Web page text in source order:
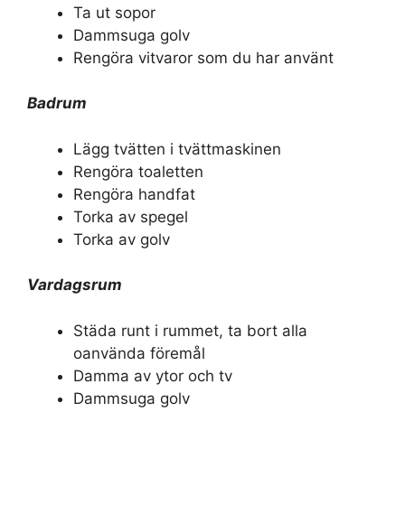
Ta ut sopor
Dammsuga golv
Rengöra vitvaror som du har använt
Badrum
Lägg tvätten i tvättmaskinen
Rengöra toaletten
Rengöra handfat
Torka av spegel
Torka av golv
Vardagsrum
Städa runt i rummet, ta bort alla
oanvända föremål
Damma av ytor och tv
Dammsuga golv